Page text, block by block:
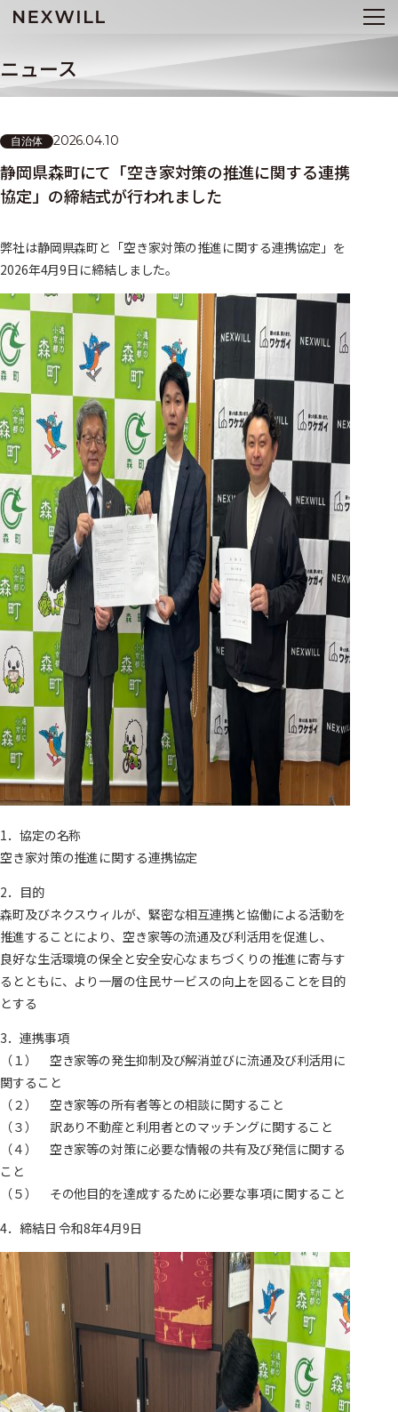
ニュース
自治体 2026.04.10
静岡県森町にて「空き家対策の推進に関する連携
協定」の締結式が行われました
弊社は静岡県森町と「空き家対策の推進に関する連携協定」を
2026年4月9日に締結しました。
1．協定の名称
空き家対策の推進に関する連携協定
2．目的
森町及びネクスウィルが、緊密な相互連携と協働による活動を
推進することにより、空き家等の流通及び利活用を促進し、
良好な生活環境の保全と安全安心なまちづくりの推進に寄与す
るとともに、より一層の住民サービスの向上を図ることを目的
とする
3．連携事項
（１） 空き家等の発生抑制及び解消並びに流通及び利活用に
関すること
（２） 空き家等の所有者等との相談に関すること
（３） 訳あり不動産と利用者とのマッチングに関すること
（４） 空き家等の対策に必要な情報の共有及び発信に関する
こと
（５） その他目的を達成するために必要な事項に関すること
4．締結日 令和8年4月9日